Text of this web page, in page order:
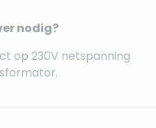
nodig?
op 230V netspanning